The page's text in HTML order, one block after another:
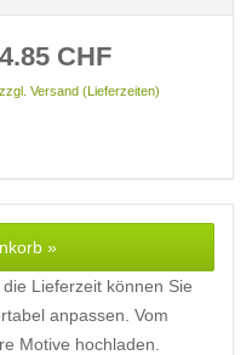
4.85 CHF
zzgl. Versand (Lieferzeiten)
In den Warenkorb »
Lieferzeit können Sie
anpassen. Vom
Motive hochladen.